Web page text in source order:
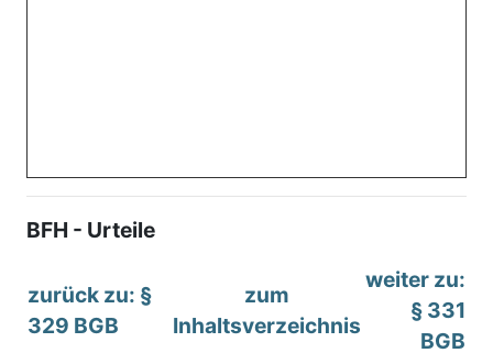
BFH - Urteile
zurück zu: §
329 BGB
zum
Inhaltsverzeichnis
weiter zu:
§ 331
BGB